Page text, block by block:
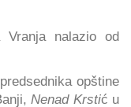
Vranja nalazio od
opštine
Nenad Krstić u